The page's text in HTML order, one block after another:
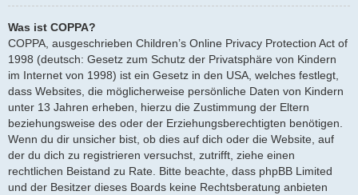
Was ist COPPA?
COPPA, ausgeschrieben Children’s Online Privacy Protection Act of
1998 (deutsch: Gesetz zum Schutz der Privatsphäre von Kindern
im Internet von 1998) ist ein Gesetz in den USA, welches festlegt,
dass Websites, die möglicherweise persönliche Daten von Kindern
unter 13 Jahren erheben, hierzu die Zustimmung der Eltern
beziehungsweise des oder der Erziehungsberechtigten benötigen.
Wenn du dir unsicher bist, ob dies auf dich oder die Website, auf
der du dich zu registrieren versuchst, zutrifft, ziehe einen
rechtlichen Beistand zu Rate. Bitte beachte, dass phpBB Limited
und der Besitzer dieses Boards keine Rechtsberatung anbieten